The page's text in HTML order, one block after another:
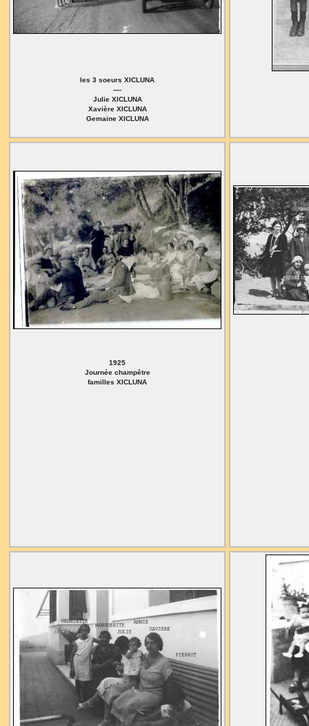
les 3 soeurs XICLUNA
----
Julie XICLUNA
Xavière XICLUNA
Gemaine XICLUNA
1925
Journée champêtre
familles XICLUNA